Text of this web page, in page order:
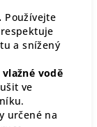
Používejte
a snížený
vodě
ve
určené na